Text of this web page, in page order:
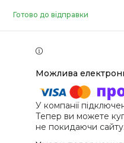
Готово до відправки
У компанії
Тепер ви можете
не покидаючи сайту.